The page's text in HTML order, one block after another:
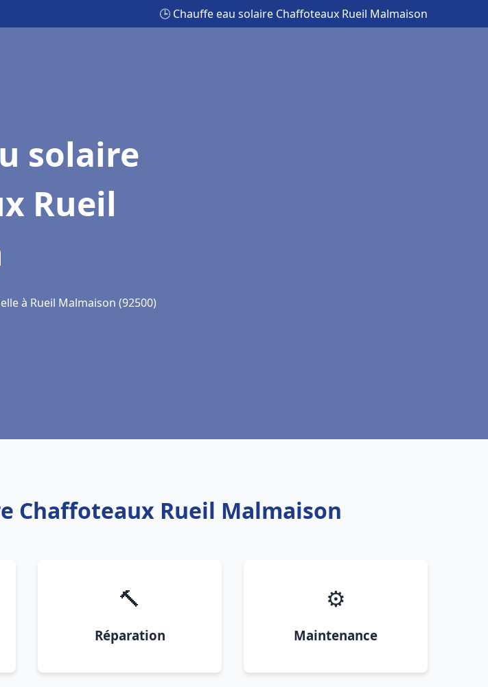
🕒 Chauffe eau solaire Chaffoteaux Rueil Malmaison
solaire
Rueil
à Rueil Malmaison (92500)
Chaffoteaux Rueil Malmaison
🔨
Réparation
⚙️
Maintenance